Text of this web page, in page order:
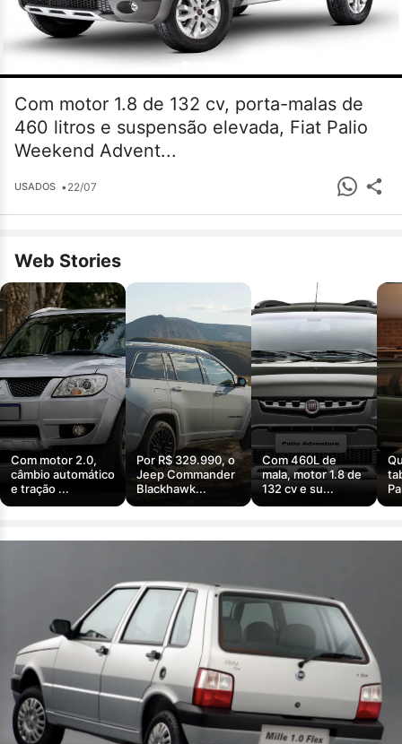
Com motor 1.8 de 132 cv, porta-malas de
460 litros e suspensão elevada, Fiat Palio
Weekend Advent...
USADOS •22/07
Web Stories
Com motor 2.0,
câmbio automático
e tração ...
Por R$ 329.990, o
Jeep Commander
Blackhawk...
Com 460L de
mala, motor 1.8 de
132 cv e su...